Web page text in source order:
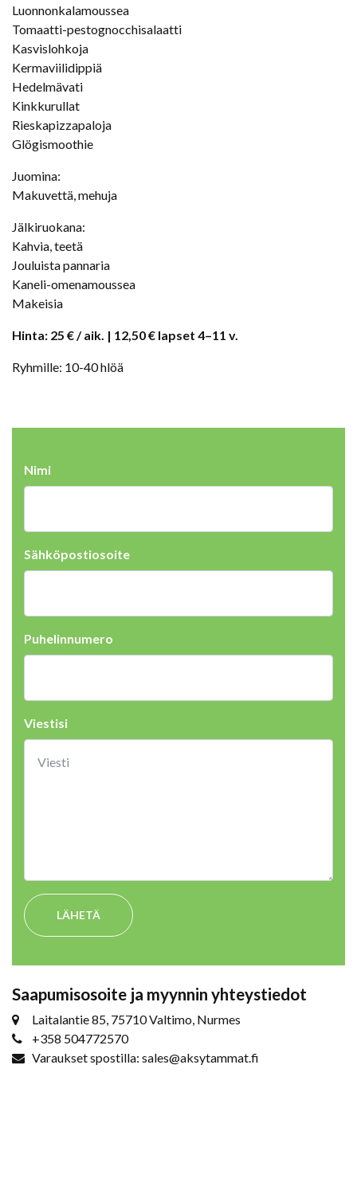
Luonnonkalamoussea
Tomaatti-pestognocchisalaatti
Kasvislohkoja
Kermaviilidippiä
Hedelmävati
Kinkkurullat
Rieskapizzapaloja
Glögismoothie
Juomina:
Makuvettä, mehuja
Jälkiruokana:
Kahvia, teetä
Jouluista pannaria
Kaneli-omenamoussea
Makeisia
Hinta: 25 € / aik. | 12,50 € lapset 4–11 v.
Ryhmille: 10-40 hlöä
Nimi
Sähköpostiosoite
Puhelinnumero
Viestisi
LÄHETÄ
Saapumisosoite ja myynnin yhteystiedot
Laitalantie 85, 75710 Valtimo, Nurmes
+358 504772570
Varaukset spostilla: sales@aksytammat.fi